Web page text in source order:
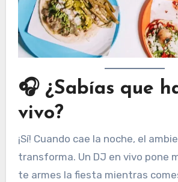
🎧 ¿Sabías que
vivo?
¡Sí! Cuando cae la noche, el
transforma. Un DJ en vivo pone
te armes la fiesta mientras